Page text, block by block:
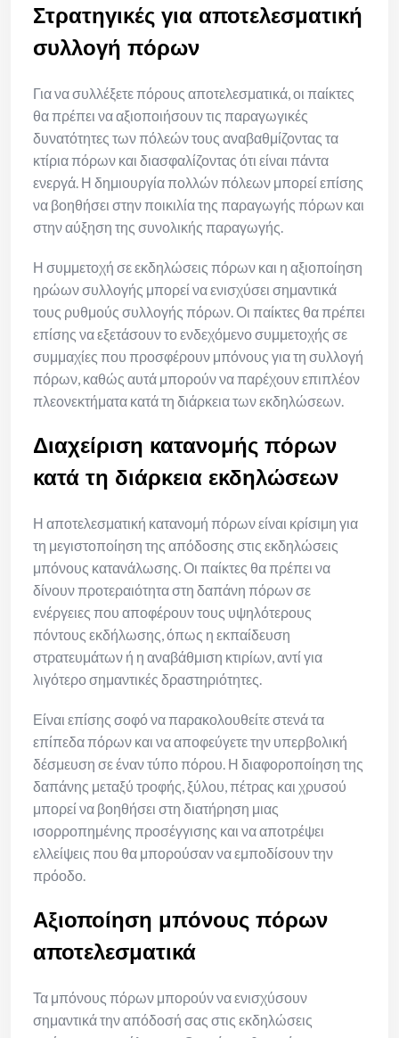
Στρατηγικές για αποτελεσματική
συλλογή πόρων
Για να συλλέξετε πόρους αποτελεσματικά, οι παίκτες
θα πρέπει να αξιοποιήσουν τις παραγωγικές
δυνατότητες των πόλεών τους αναβαθμίζοντας τα
κτίρια πόρων και διασφαλίζοντας ότι είναι πάντα
ενεργά. Η δημιουργία πολλών πόλεων μπορεί επίσης
να βοηθήσει στην ποικιλία της παραγωγής πόρων και
στην αύξηση της συνολικής παραγωγής.
Η συμμετοχή σε εκδηλώσεις πόρων και η αξιοποίηση
ηρώων συλλογής μπορεί να ενισχύσει σημαντικά
τους ρυθμούς συλλογής πόρων. Οι παίκτες θα πρέπει
επίσης να εξετάσουν το ενδεχόμενο συμμετοχής σε
συμμαχίες που προσφέρουν μπόνους για τη συλλογή
πόρων, καθώς αυτά μπορούν να παρέχουν επιπλέον
πλεονεκτήματα κατά τη διάρκεια των εκδηλώσεων.
Διαχείριση κατανομής πόρων
κατά τη διάρκεια εκδηλώσεων
Η αποτελεσματική κατανομή πόρων είναι κρίσιμη για
τη μεγιστοποίηση της απόδοσης στις εκδηλώσεις
μπόνους κατανάλωσης. Οι παίκτες θα πρέπει να
δίνουν προτεραιότητα στη δαπάνη πόρων σε
ενέργειες που αποφέρουν τους υψηλότερους
πόντους εκδήλωσης, όπως η εκπαίδευση
στρατευμάτων ή η αναβάθμιση κτιρίων, αντί για
λιγότερο σημαντικές δραστηριότητες.
Είναι επίσης σοφό να παρακολουθείτε στενά τα
επίπεδα πόρων και να αποφεύγετε την υπερβολική
δέσμευση σε έναν τύπο πόρου. Η διαφοροποίηση της
δαπάνης μεταξύ τροφής, ξύλου, πέτρας και χρυσού
μπορεί να βοηθήσει στη διατήρηση μιας
ισορροπημένης προσέγγισης και να αποτρέψει
ελλείψεις που θα μπορούσαν να εμποδίσουν την
πρόοδο.
Αξιοποίηση μπόνους πόρων
αποτελεσματικά
Τα μπόνους πόρων μπορούν να ενισχύσουν
σημαντικά την απόδοσή σας στις εκδηλώσεις